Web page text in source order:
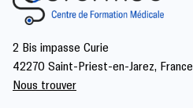
2 Bis impasse Curie
42270 Saint-Priest-en-Jarez, France.
Nous trouver